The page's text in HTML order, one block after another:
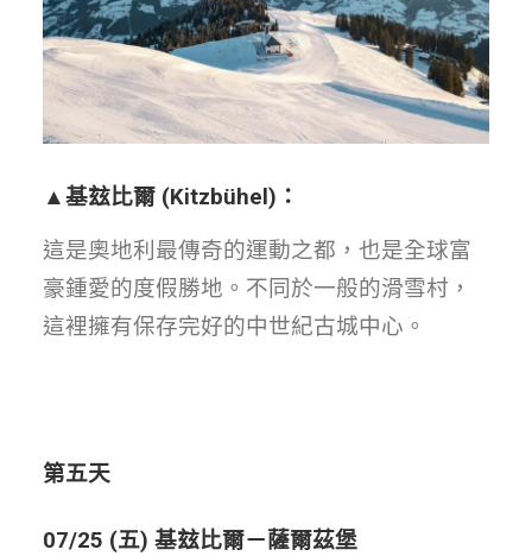
▲基玆比爾 (Kitzbühel) ：
這是奧地利最傳奇的運動之都，也是全球富
豪鍾愛的度假勝地。不同於一般的滑雪村，
這裡擁有保存完好的中世紀古城中心。
第五天
07/25 (五) 基玆比爾－薩爾茲堡